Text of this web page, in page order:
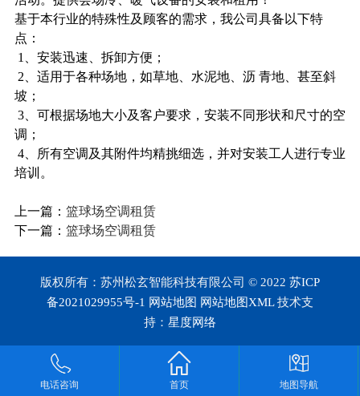
基于本行业的特殊性及顾客的需求，我公司具备以下特
点：
1、安装迅速、拆卸方便；
2、适用于各种场地，如草地、水泥地、沥 青地、甚至斜
坡；
3、可根据场地大小及客户要求，安装不同形状和尺寸的空
调；
4、所有空调及其附件均精挑细选，并对安装工人进行专业
培训。
上一篇： 篮球场空调租赁
下一篇： 篮球场空调租赁
版权所有：苏州松玄智能科技有限公司 © 2022 苏ICP
备2021029955号-1 网站地图 网站地图XML技术支
持： 星度网络
电话咨询 首页 地图导航